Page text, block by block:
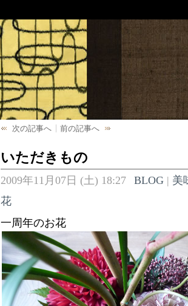
次の記事へ 前の記事へ
いただきもの
2009年11月07日 (土) 18:27 BLOG| 美
花
一周年のお花